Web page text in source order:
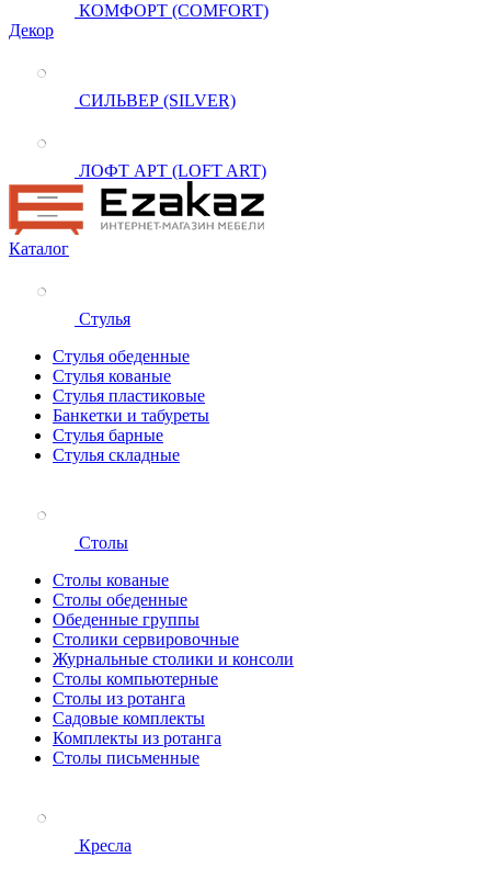
КОМФОРТ (COMFORT)
Декор
СИЛЬВЕР (SILVER)
ЛОФТ АРТ (LOFT ART)
Каталог
Стулья
Стулья обеденные
Стулья кованые
Стулья пластиковые
Банкетки и табуреты
Стулья барные
Стулья складные
Столы
Столы кованые
Столы обеденные
Обеденные группы
Столики сервировочные
Журнальные столики и консоли
Столы компьютерные
Столы из ротанга
Садовые комплекты
Комплекты из ротанга
Столы письменные
Кресла